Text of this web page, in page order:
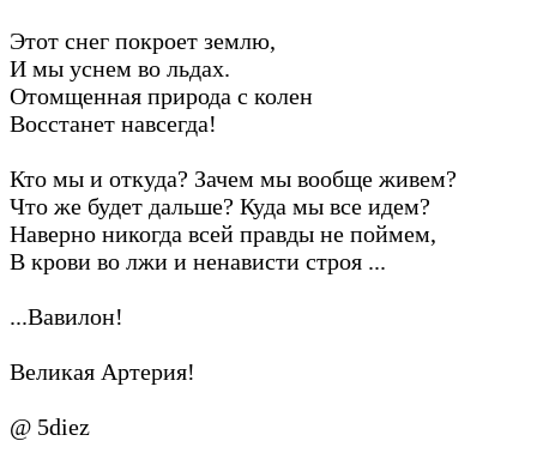
Этот снег покроет землю,
И мы уснем во льдах.
Отомщенная природа с колен
Восстанет навсегда!
Кто мы и откуда? Зачем мы вообще живем?
Что же будет дальше? Куда мы все идем?
Наверно никогда всей правды не поймем,
В крови во лжи и ненависти строя ...
...Вавилон!
Великая Артерия!
@ 5diez